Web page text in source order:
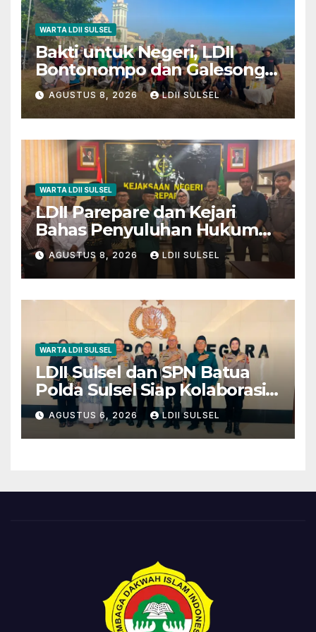
WARTA LDII SULSEL
Bakti untuk Negeri, LDII
Bontonompo dan Galesong
Kerja Bakti Bersama di
Lapangan Barembeng
AGUSTUS 8, 2026 LDII SULSEL
WARTA LDII SULSEL
LDII Parepare dan Kejari
Bahas Penyuluhan Hukum
untuk Warga dan Masyarakat
AGUSTUS 8, 2026 LDII SULSEL
WARTA LDII SULSEL
LDII Sulsel dan SPN Batua
Polda Sulsel Siap Kolaborasi
Bakti Sosial Sambut HUT RI
ke-81
AGUSTUS 6, 2026 LDII SULSEL